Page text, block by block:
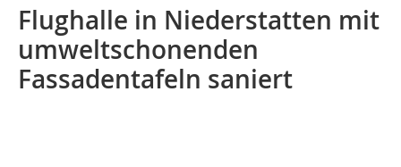
Flughalle in Niederstatten mit
umweltschonenden
Fassadentafeln saniert